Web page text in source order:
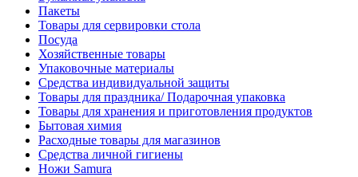
Пакеты
Товары для сервировки стола
Посуда
Хозяйственные товары
Упаковочные материалы
Средства индивидуальной защиты
Товары для праздника/ Подарочная упаковка
Товары для хранения и приготовления продуктов
Бытовая химия
Расходные товары для магазинов
Средства личной гигиены
Ножи Samura